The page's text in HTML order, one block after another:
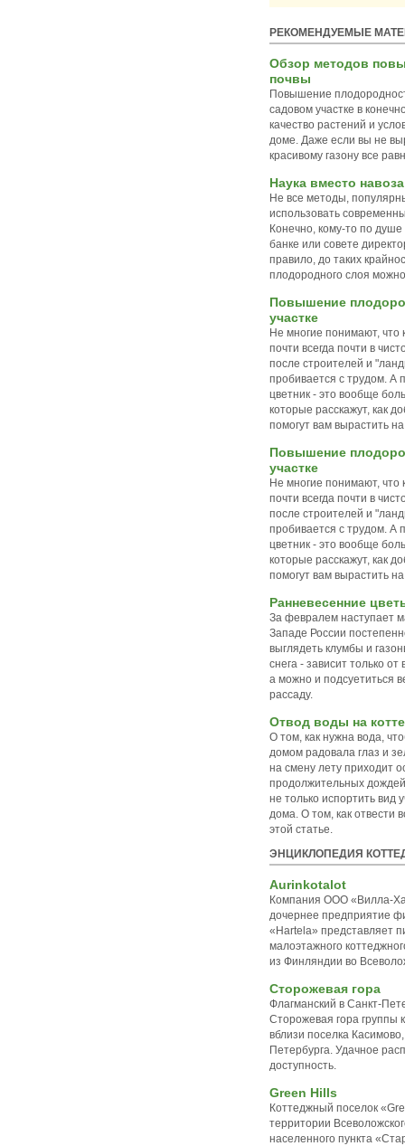
РЕКОМЕНДУЕМЫЕ
Обзор методов
почвы
Повышение
садовом участке в
качество растений и
доме. Даже если вы не
красивому газону все
Наука вместо навоза
Не все методы,
использовать
Конечно, кому-то по
банке или совете
правило, до таких
плодородного слоя
Повышение
участке
Не многие понимают, что
почти всегда почти в
после строителей и
пробивается с трудом. А
цветник - это вообще
которые расскажут, как
помогут вам вырастить
Повышение
участке
Не многие понимают, что
почти всегда почти в
после строителей и
пробивается с трудом. А
цветник - это вообще
которые расскажут, как
помогут вам вырастить
Ранневесенние
За февралем наступает
Западе России
выглядеть клумбы и
снега - зависит только
а можно и подсуетиться
рассаду.
Отвод воды на
О том, как нужна вода,
домом радовала глаз и
на смену лету приходит
продолжительных
не только испортить вид
дома. О том, как отвести
этой статье.
ЭНЦИКЛОПЕДИЯ
Aurinkotalot
Компания ООО «Вилла-
дочернее предприятие
«Hartela» представляет
малоэтажного
из Финляндии во
Сторожевая гора
Флагманский в Санкт-
Сторожевая гора группы
вблизи поселка
Петербурга. Удачное
доступность.
Green Hills
Коттеджный поселок
территории
населенного пункта